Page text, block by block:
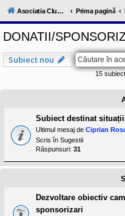
l
u
V
c
o
e
a
p
s
i
Asociatia ClubRV-RO Prima pagină
DONATII/
Subiect nou
15
Subiect destinat
Ultimul mesaj de Ciprian
Scris în Sugestii
Răspunsuri: 31
Dezvoltare obiectiv
sponsorizari